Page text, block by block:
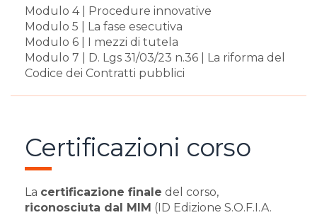
Modulo 4 | Procedure innovative
Modulo 5 | La fase esecutiva
Modulo 6 | I mezzi di tutela
Modulo 7 | D. Lgs 31/03/23 n.36 | La riforma del
Codice dei Contratti pubblici
Certificazioni corso
La certificazione finale del corso,
riconosciuta dal MIM (ID Edizione S.O.F.I.A.